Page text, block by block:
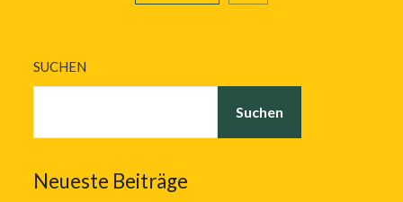
SUCHEN
Suchen
Neueste Beiträge